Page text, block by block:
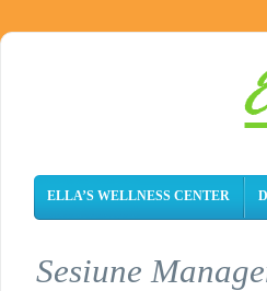
ELLA’S WELLNESS CENTER
Sesiune